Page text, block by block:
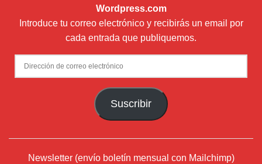
Wordpress.com
Introduce tu correo electrónico y recibirás un email por
cada entrada que publiquemos.
Dirección
de
Suscribir
Newsletter (envío boletín mensual con Mailchimp)